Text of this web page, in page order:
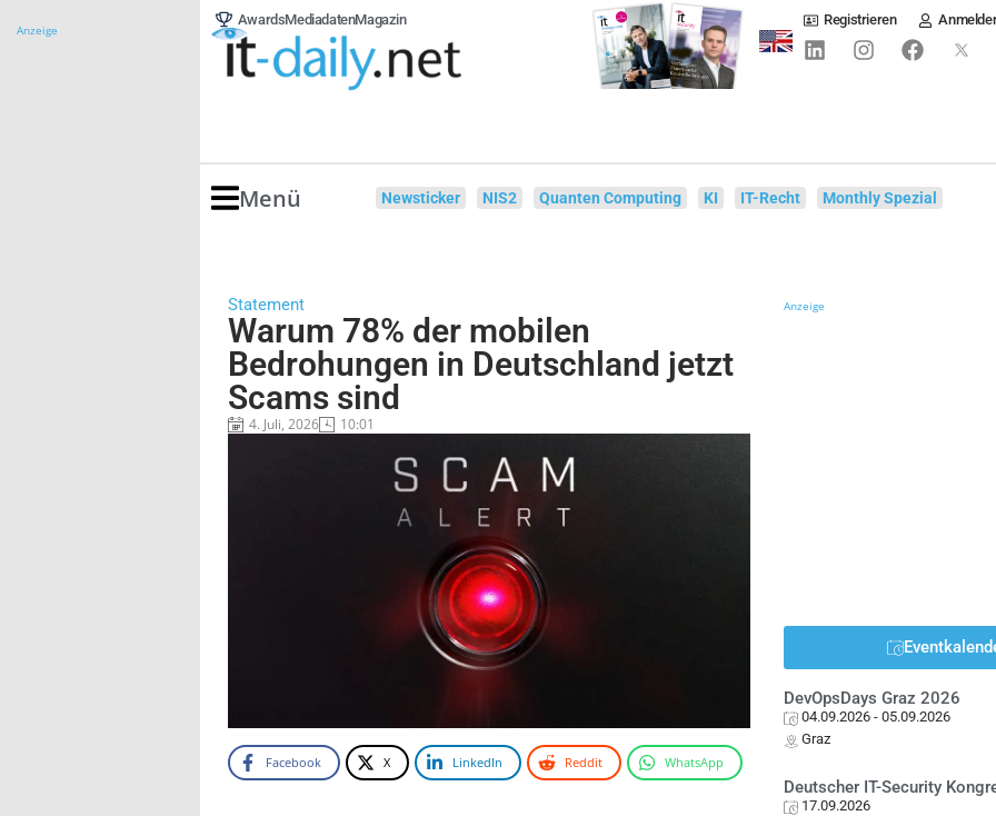
Anzeige
AwardsMediadatenMagazin Registrieren
Menü Newsticker NIS2 Quanten Computing KI IT-Recht Monthly Spezial
Statement
Warum 78% der mobilen
Bedrohungen in Deutschland jetzt
Scams sind
4. Juli, 2026 10:01
Facebook X LinkedIn Reddit WhatsApp
Anzeige
DevOpsDays Graz 2026
04.09.2026 - 05.09.2026
Graz
Deutscher IT-Security
17.09.2026